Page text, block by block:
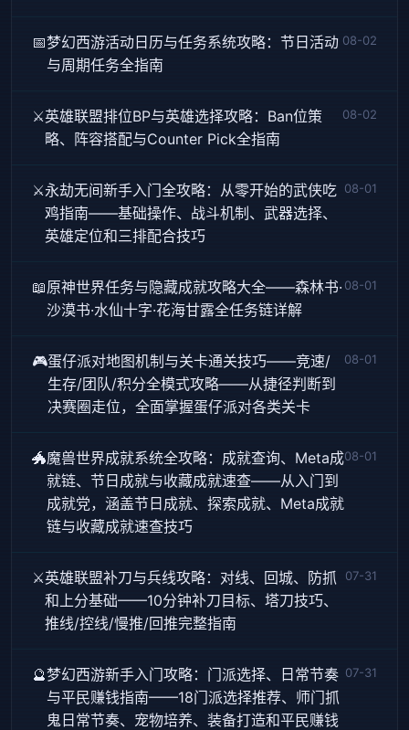
📅梦幻西游活动日历与任务系统攻略：节日活动
与周期任务全指南
08-02
⚔️英雄联盟排位BP与英雄选择攻略：Ban位策
略、阵容搭配与Counter Pick全指南
08-02
⚔️永劫无间新手入门全攻略：从零开始的武侠吃
鸡指南——基础操作、战斗机制、武器选择、
英雄定位和三排配合技巧
08-01
📖原神世界任务与隐藏成就攻略大全——森林书·
沙漠书·水仙十字·花海甘露全任务链详解
08-01
🎮蛋仔派对地图机制与关卡通关技巧——竞速/
生存/团队/积分全模式攻略——从捷径判断到
决赛圈走位，全面掌握蛋仔派对各类关卡
08-01
🐲魔兽世界成就系统全攻略：成就查询、Meta成
就链、节日成就与收藏成就速查——从入门到
成就党，涵盖节日成就、探索成就、Meta成就
链与收藏成就速查技巧
08-01
⚔️英雄联盟补刀与兵线攻略：对线、回城、防抓
和上分基础——10分钟补刀目标、塔刀技巧、
推线/控线/慢推/回推完整指南
07-31
🔮梦幻西游新手入门攻略：门派选择、日常节奏
与平民赚钱指南——18门派选择推荐、师门抓
鬼日常节奏、宠物培养、装备打造和平民赚钱
07-31